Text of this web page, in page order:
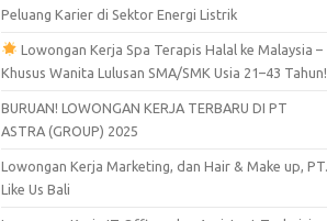
Peluang Karier di Sektor Energi Listrik
Lowongan Kerja Spa Terapis Halal ke Malaysia –
Khusus Wanita Lulusan SMA/SMK Usia 21–43 Tahun!
BURUAN! LOWONGAN KERJA TERBARU DI PT
ASTRA (GROUP) 2025
Lowongan Kerja Marketing, dan Hair & Make up, PT.
Like Us Bali